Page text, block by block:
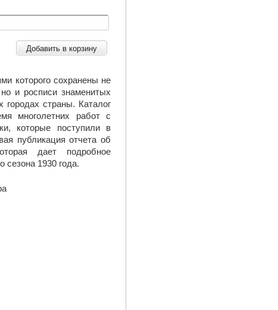
Добавить в корзину
которого сохранены не
и росписи знаменитых
страны. Каталог
многолетних работ с
которые поступили в
публикация отчета об
дает подробное
сезона 1930 года.